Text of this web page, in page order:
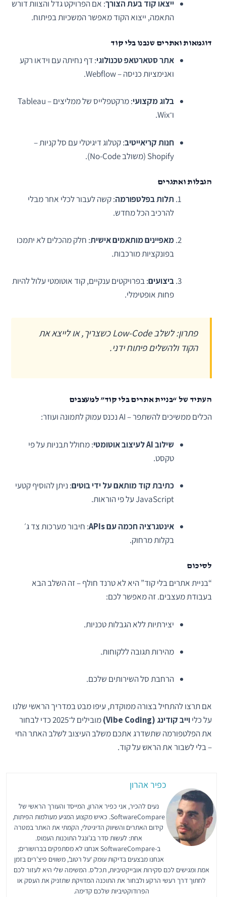
ייצאו קוד בעת הצורך: אם הפרויקט גדל והצוות דורש
התאמה, ייצוא הקוד מאפשר המשכיות בפיתוח.
דוגמאות ואתרים שנבנו בלי קוד
אתר סטארטאפ טכנולוגי: דף נחיתה עם וידאו רקע
ואנימציות כניסה – Webflow.
בלוג מקצועי
: מרקטפלייס של ממליצים – Tableau
ו־Wix.
חנות קריאייטיב: קטלוג דיגיטלי עם סל קניות –
Shopify (משולב No-Code).
הגבלות ואתגרים
תלות בפלטפורמה: קשה לעבור לכלי אחר מבלי
להרכיב הכל מחדש.
מאפיינים מותאמים אישית: חלק מהכלים לא יתמכו
בפונקציות מורכבות.
ביצועים: בפרויקטים ענקיים, קוד אוטומטי עלול להיות
פחות אופטימלי.
פתרון: לשלב Low-Code כשצריך, או לייצא את
הקוד ולהשלים פיתוח ידני.
העתיד של “בניית אתרים בלי קוד” למעצבים
הכלים ממשיכים להשתפר – AI נכנס עמוק לתמונה ועוזר:
שילוב AI לעיצוב אוטומטי
: מחולל תבניות על פי
טקסט.
כתיבת קוד מותאם על ידי בוטים: ניתן להוסיף קטעי
JavaScript על פי הוראות.
אינטגרציה חכמה עם APIs
: חיבור מערכות צד ג׳
בקלות מרחוק.
לסיכום
“בניית אתרים בלי קוד” היא לא טרנד חולף – זה השלב הבא
בעבודת מעצבים. זה מאפשר לכם:
יצירתיות ללא הגבלות טכניות.
מהירות תגובה ללקוחות.
הרחבת סל השירותים שלכם.
אם תרצו להתחיל בצורה ממוקדת, עיפו מבט במדריך הראשי שלנו
על כליוייב קודינג (Vibe Coding)
מובילים ל־2025 כדי לבחור
את הפלטפורמה שתשדרג אתכם משלב העיצוב לשלב האתר החי
– בלי לשבור את הראש על קוד.
כפיר אהרון
נעים להכיר, אני כפיר אהרון, המייסד והעורך הראשי של
SoftwareCompare. כאיש מקצוע המגיע מעולמות הפיתוח,
קידום האתרים והשיווק הדיגיטלי, הקמתי את האתר במטרה
אחת: לעשות סדר בג’ונגל התוכנות העמוס.
ב-SoftwareCompare אנחנו לא מסתפקים בברושורים;
אנחנו מבצעים בדיקות עומק ‘על רטוב’, משווים פיצ’רים בזמן
אמת ומגישים לכם סקירות אובייקטיביות, תכל’ס. המשימה שלי היא לעזור לכם
לחתוך דרך רעשי הרקע ולבחור את התוכנה המדויקת שתזניק את העסק או
הפרודוקטיביות שלכם קדימה.